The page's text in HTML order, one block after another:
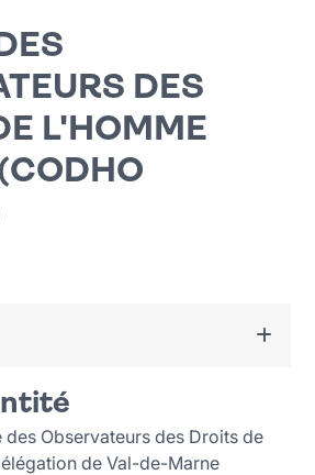
DES
L'HOMME
Observateurs des Droits de
de Val-de-Marne